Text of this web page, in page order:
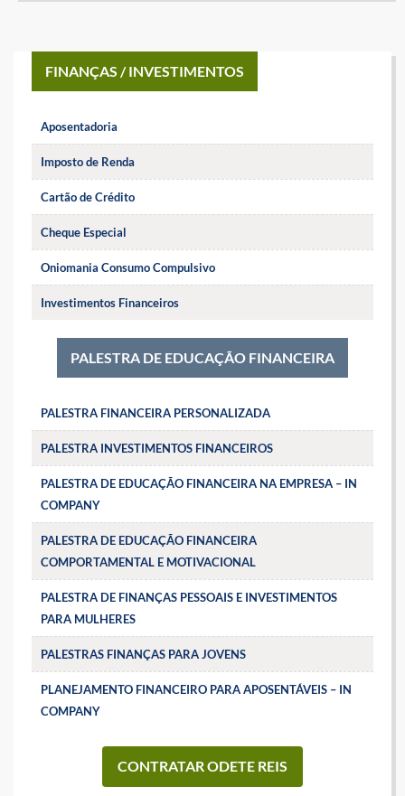
FINANÇAS / INVESTIMENTOS
Aposentadoria
Imposto de Renda
Cartão de Crédito
Cheque Especial
Oniomania Consumo Compulsivo
Investimentos Financeiros
PALESTRA DE EDUCAÇÃO FINANCEIRA
PALESTRA FINANCEIRA PERSONALIZADA
PALESTRA INVESTIMENTOS FINANCEIROS
PALESTRA DE EDUCAÇÃO FINANCEIRA NA EMPRESA – IN
COMPANY
PALESTRA DE EDUCAÇÃO FINANCEIRA
COMPORTAMENTAL E MOTIVACIONAL
PALESTRA DE FINANÇAS PESSOAIS E INVESTIMENTOS
PARA MULHERES
PALESTRAS FINANÇAS PARA JOVENS
PLANEJAMENTO FINANCEIRO PARA APOSENTÁVEIS – IN
COMPANY
CONTRATAR ODETE REIS